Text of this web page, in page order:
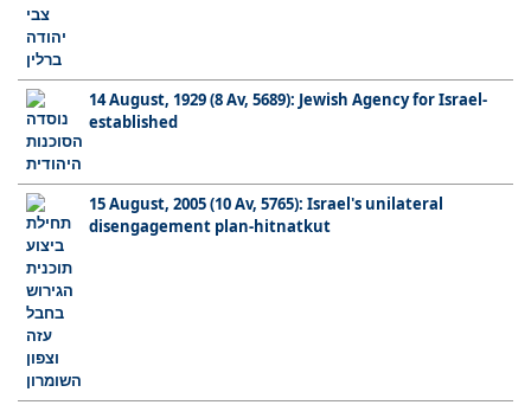
14 August, 1929 (8 Av, 5689): Jewish Agency for Israel-
established
15 August, 2005 (10 Av, 5765): Israel's unilateral
disengagement plan-hitnatkut